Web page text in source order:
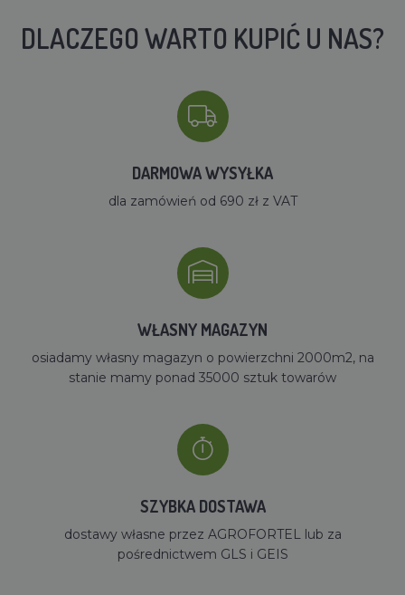
DLACZEGO WARTO KUPIĆ U NAS?
DARMOWA WYSYŁKA
dla zamówień od 690 zł z VAT
WŁASNY MAGAZYN
osiadamy własny magazyn o powierzchni 2000m2, na
stanie mamy ponad 35000 sztuk towarów
SZYBKA DOSTAWA
dostawy własne przez AGROFORTEL lub za
pośrednictwem GLS i GEIS